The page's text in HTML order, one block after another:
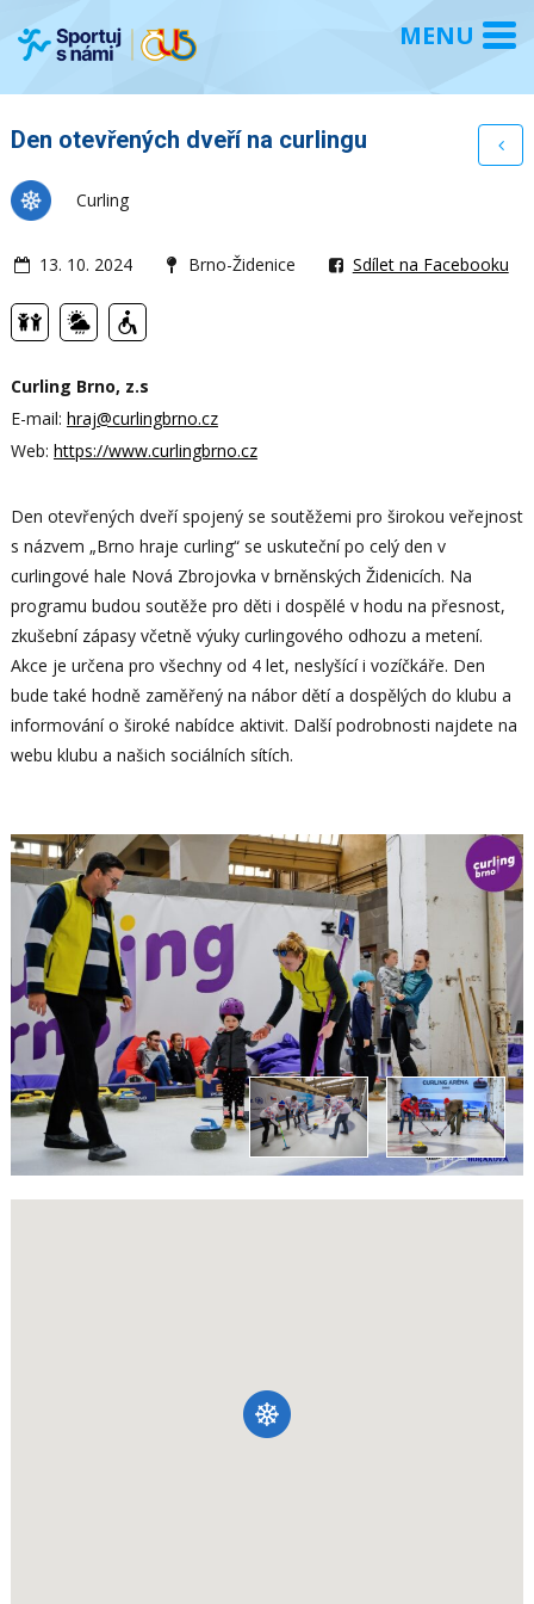
Den otevřených dveří na curlingu
Curling
13. 10. 2024 Brno-Židenice Sdílet na Facebooku
Curling Brno, z.s
E-mail: hraj@curlingbrno.cz
Web: https://www.curlingbrno.cz
Den otevřených dveří spojený se soutěžemi pro širokou veřejnost
s názvem „Brno hraje curling“ se uskuteční po celý den v
curlingové hale Nová Zbrojovka v brněnských Židenicích. Na
programu budou soutěže pro děti i dospělé v hodu na přesnost,
zkušební zápasy včetně výuky curlingového odhozu a metení.
Akce je určena pro všechny od 4 let, neslyšící i vozíčkáře. Den
bude také hodně zaměřený na nábor dětí a dospělých do klubu a
informování o široké nabídce aktivit. Další podrobnosti najdete na
webu klubu a našich sociálních sítích.